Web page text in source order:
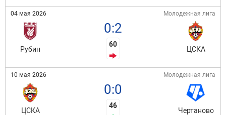
04 мая 2026 Молодежная лига
Рубин
0:2
60
ЦСКА
10 мая 2026 Молодежная лига
ЦСКА
0:0
46
Чертаново